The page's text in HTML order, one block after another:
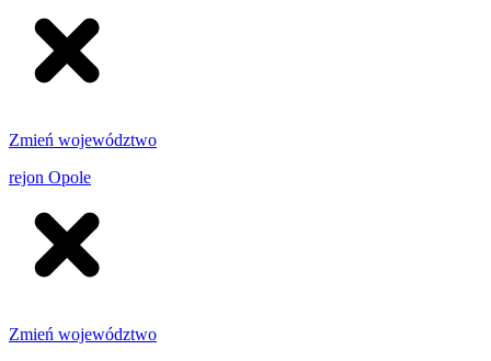
Zmień województwo
rejon Opole
Zmień województwo